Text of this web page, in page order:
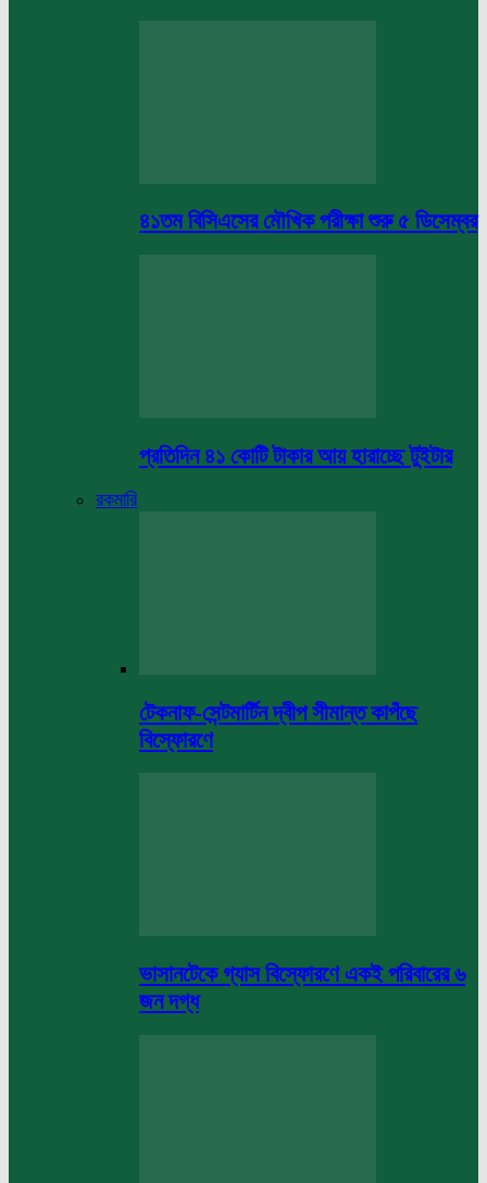
৪১তম বিসিএসের মৌখিক পরীক্ষা শুরু ৫ ডিসেম্বর
প্রতিদিন ৪১ কোটি টাকার আয় হারাচ্ছে টুইটার
রকমারি
টেকনাফ-সেন্টমার্টিন দ্বীপ সীমান্ত কাপঁছে
বিস্ফোরণে
ভাসানটেকে গ্যাস বিস্ফোরণে একই পরিবারের ৬
জন দগ্ধ